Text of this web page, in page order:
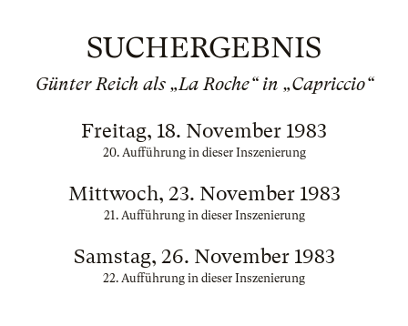
SUCHERGEBNIS
Günter Reich als „La Roche“ in „Capriccio“
Freitag, 18. November 1983
20. Aufführung in dieser Inszenierung
Mittwoch, 23. November 1983
21. Aufführung in dieser Inszenierung
Samstag, 26. November 1983
22. Aufführung in dieser Inszenierung